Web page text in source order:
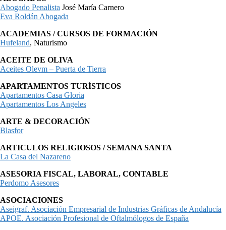
Abogado Penalista José María Carnero
Eva Roldán Abogada
ACADEMIAS / CURSOS DE FORMACIÓN
Hufeland, Naturismo
ACEITE DE OLIVA
Aceites Olevm – Puerta de Tierra
APARTAMENTOS TURÍSTICOS
Apartamentos Casa Gloria
Apartamentos Los Angeles
ARTE & DECORACIÓN
Blasfor
ARTICULOS RELIGIOSOS / SEMANA SANTA
La Casa del Nazareno
ASESORIA FISCAL, LABORAL, CONTABLE
Perdomo Asesores
ASOCIACIONES
Aseigraf. Asociación Empresarial de Industrias Gráficas de Andalucía
APOE. Asociación Profesional de Oftalmólogos de España